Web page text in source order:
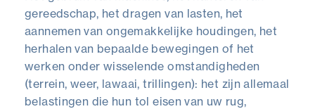
gereedschap, het dragen van lasten, het
aannemen van ongemakkelijke houdingen, het
herhalen van bepaalde bewegingen of het
werken onder wisselende omstandigheden
(terrein, weer, lawaai, trillingen): het zijn allemaal
belastingen die hun tol eisen van uw rug,